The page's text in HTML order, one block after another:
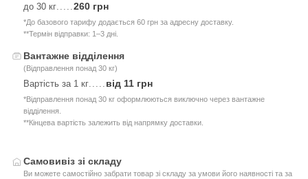
до 30 кг.....260 грн
*До базового тарифу додається 60 грн за адресну доставку.
**Термін відправки: 1–3 дні.
Вантажне відділення
(Відправлення понад 30 кг)
Вартість за 1 кг..... від 11 грн
*Відправлення понад 30 кг оформлюються виключно через вантажне
відділення.
**Кінцева вартість залежить від напрямку доставки.
Самовивіз зі складу
Ви можете самостійно забрати товар зі складу за умови його наявності та за